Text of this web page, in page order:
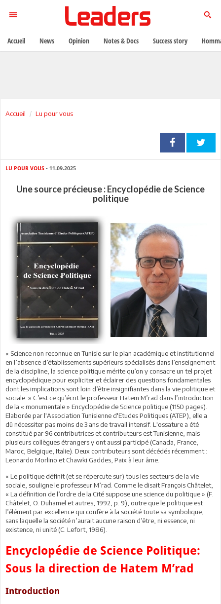
Accueil Lu pour vous
LU POUR VOUS - 11.09.2025
Une source précieuse : Encyclopédie de Science
politique
« Science non reconnue en Tunisie sur le plan académique et institutionnel
en l’absence d’établissements supérieurs spécialisés dans l’enseignement
de la discipline, la science politique mérite qu’on y consacre un tel projet
encyclopédique pour expliciter et éclairer des questions fondamentales
dont les implications sont loin d’être insignifiantes dans la vie politique et
sociale. » C’est ce qu’écrit le professeur Hatem M’rad dans l’introduction
de la « monumentale » Encyclopédie de Science politique (1150 pages).
Elaborée par l'Association Tunisienne d'Etudes Politiques (ATEP), elle a
dû nécessiter pas moins de 3 ans de travail intensif. L'ossature a été
constitué par 96 contributrices et contributeurs est Tunisienne, mais
plusieurs collègues étrangers y ont aussi participé (Canada, France,
Maroc, Belgique, Italie). Deux contributeurs sont décédés récemment :
Leonardo Morlino et Chawki Gaddes, Paix à leur âme.
« Le politique définit (et se répercute sur) tous les secteurs de la vie
sociale, souligne le professeur M’rad. Comme le disait François Châtelet,
« La définition de l’ordre de la Cité suppose une science du politique » (F.
Châtelet, O. Duhamel et autres, 1992, p. 9), outre que le politique est
l’élément par excellence qui confère à la société toute sa symbolique,
sans laquelle la société n’aurait aucune raison d’être, ni essence, ni
existence, ni unité (C. Lefort, 1986).
Encyclopédie de Science Politique:
Sous la direction de Hatem M’rad
Introduction
Accueil News Opinion Notes & Docs Success story